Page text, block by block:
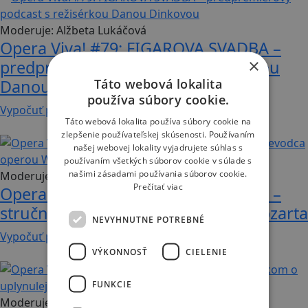
Moderuje: Alžbeta Lukáčová
Opera Viva! #79: FIGAROVA SVADBA –
predpremiérový podcast s režisérkou
Danou Dinkovou
Vypočuť podcast
Moderuje: Alžbeta Lukáčová
Opera Viva! #78: FIGAROVA SVADBA –
stručný sprievodca operou W. A. Mozarta
Vypočuť podcast
Moderuje:
×
Táto webová lokalita
používa súbory cookie.
Táto webová lokalita používa súbory cookie na
zlepšenie používateľskej skúsenosti. Používaním
našej webovej lokality vyjadrujete súhlas s
používaním všetkých súborov cookie v súlade s
našimi zásadami používania súborov cookie.
Prečítať viac
NEVYHNUTNE POTREBNÉ
VÝKONNOSŤ CIELENIE
FUNKCIE